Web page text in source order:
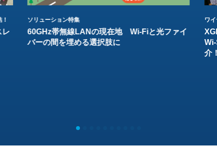
レ
ソリューション特集
60GHz帯無線LANの現在地 Wi-Fiと光ファイ
バーの間を埋める選択肢に
ワ
介